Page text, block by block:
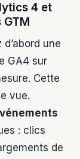
4 et
une
GA4 sur
Cette
vue.
: clics
de